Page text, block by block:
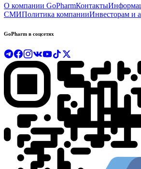
О компании GoPharmКонтакты
СМИПолитика компанииИнвесторам и
GoPharm в соцсетях